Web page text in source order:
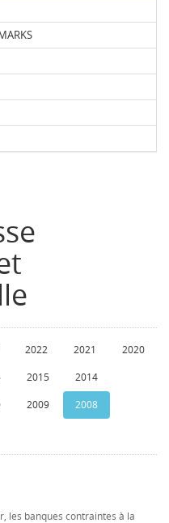
2022 2021 2020
2015 2014
2009 2008
les banques contraintes à la